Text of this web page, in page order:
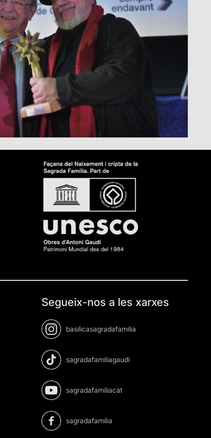
Segueix-nos a les xarxes
basilicasagradafamilia
sagradafamiliagaudi
sagradafamiliacat
sagradafamilia